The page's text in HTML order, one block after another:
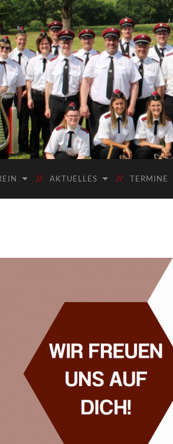
AKTUELLES TERMINE